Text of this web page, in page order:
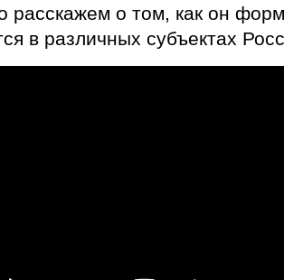
расскажем о том, как он
в различных субъектах